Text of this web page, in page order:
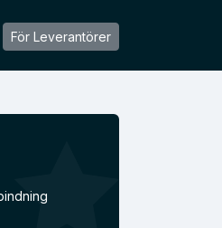
För Leverantörer